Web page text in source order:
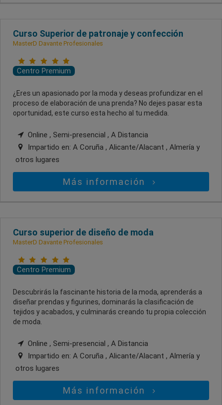
Curso Superior de patronaje y confección
MasterD Davante Profesionales
Centro Premium
¿Eres un apasionado por la moda y deseas profundizar en el
proceso de elaboración de una prenda? No dejes pasar esta
oportunidad, este curso esta hecho al tu medida.
Online , Semi-presencial , A Distancia
Impartido en: A Coruña , Alicante/Alacant , Almería y
otros lugares
Más información
Curso superior de diseño de moda
MasterD Davante Profesionales
Centro Premium
Descubrirás la fascinante historia de la moda, aprenderás a
diseñar prendas y figurines, dominarás la clasificación de
tejidos y acabados, y culminarás creando tu propia colección
de moda.
Online , Semi-presencial , A Distancia
Impartido en: A Coruña , Alicante/Alacant , Almería y
otros lugares
Más información